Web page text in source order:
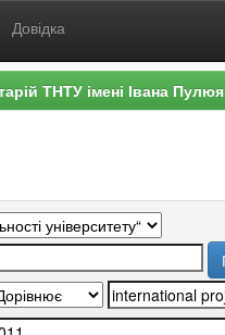
Довідка
ТНТУ імені Івана Пулюя